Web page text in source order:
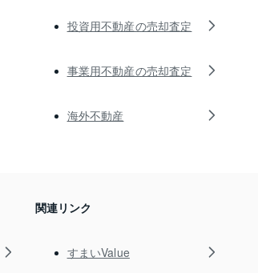
投資用不動産の売却査定
事業用不動産の売却査定
海外不動産
関連リンク
すまいValue